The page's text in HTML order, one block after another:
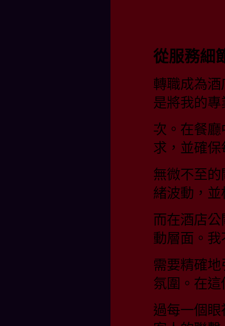
從服務細
轉職成為
是將我的
次。在餐
求，並確
無微不至
緒波動，
而在酒店
動層面。
需要精確
氛圍。在
過每一個